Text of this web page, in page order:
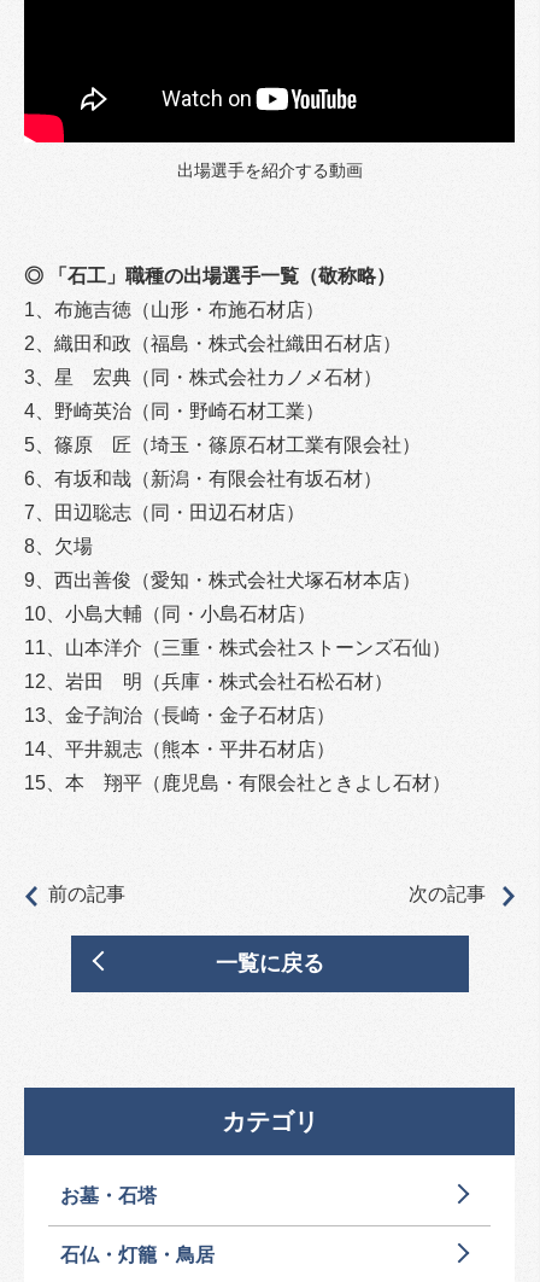
出場選手を紹介する動画
◎ 「石工」職種の出場選手一覧（敬称略）
1、布施吉徳（山形・布施石材店）
2、織田和政（福島・株式会社織田石材店）
3、星 宏典（同・株式会社カノメ石材）
4、野崎英治（同・野崎石材工業）
5、篠原 匠（埼玉・篠原石材工業有限会社）
6、有坂和哉（新潟・有限会社有坂石材）
7、田辺聡志（同・田辺石材店）
8、欠場
9、西出善俊（愛知・株式会社犬塚石材本店）
10、小島大輔（同・小島石材店）
11、山本洋介（三重・株式会社ストーンズ石仙）
12、岩田 明（兵庫・株式会社石松石材）
13、金子詢治（長崎・金子石材店）
14、平井親志（熊本・平井石材店）
15、本 翔平（鹿児島・有限会社ときよし石材）
前の記事 次の記事
一覧に戻る
カテゴリ
お墓・石塔
石仏・灯籠・鳥居